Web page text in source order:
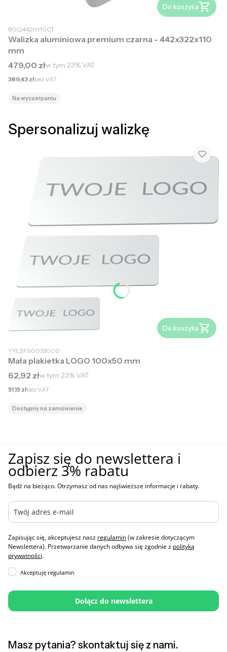
Do koszyka
BGQ442H110CT
Walizka aluminiowa premium czarna - 442x322x110
mm
Cena brutto
479,00 złw tym 23%VAT
Cena netto
389,43 złbez VAT
Na wyczerpaniu
Spersonalizuj walizkę
Do koszyka
YPL5F90033000
Mała plakietka LOGO 100x50 mm
Cena brutto
62,92 złw tym 23%VAT
Cena netto
51,15 złbez VAT
Dostępny na zamówienie
Zapisz się do newslettera i
odbierz 3% rabatu
Bądź na bieżąco. Otrzymasz od nas najświeższe informacje i rabaty.
Zapisując się, akceptujesz nasz regulamin(w zakresie dotyczącym
Newslettera). Przetwarzanie danych odbywa się zgodnie z polityką
prywatności.
Akceptuję regulamin
Dołącz do newslettera
Masz pytania? skontaktuj się z nami.